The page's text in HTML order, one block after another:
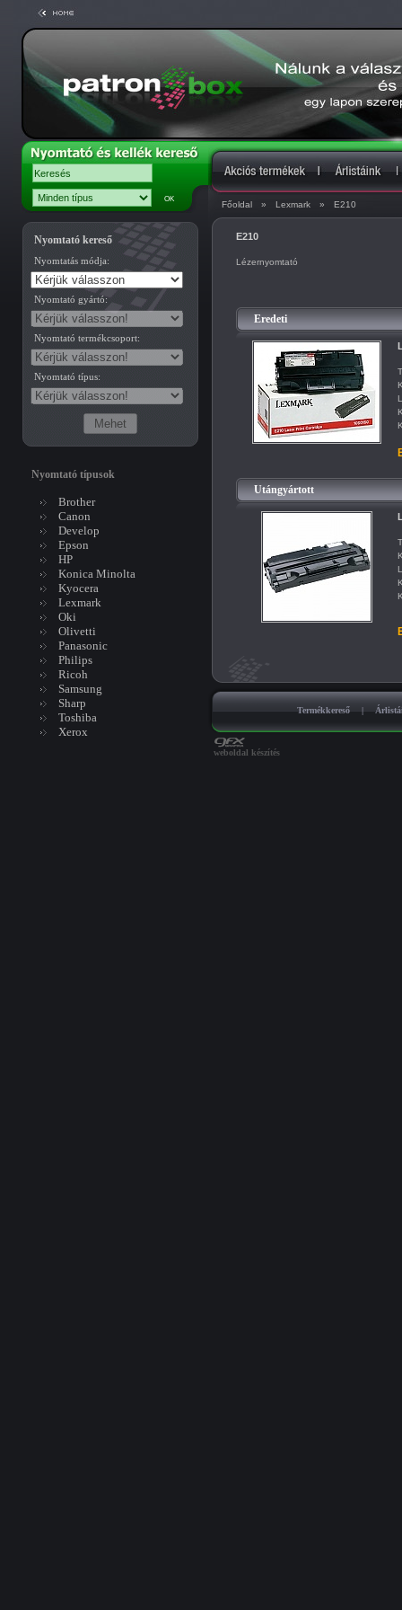
Főoldal » Lexmark » E210
Nyomtató kereső
Nyomtatás módja:
Nyomtató gyártó:
Nyomtató termékcsoport:
Nyomtató típus:
Nyomtató típusok
Brother
Canon
Develop
Epson
HP
Konica Minolta
Kyocera
Lexmark
Oki
Olivetti
Panasonic
Philips
Ricoh
Samsung
Sharp
Toshiba
Xerox
E210
Lézernyomtató
Eredeti
Utángyártott
Termékkereső |
weboldal készítés